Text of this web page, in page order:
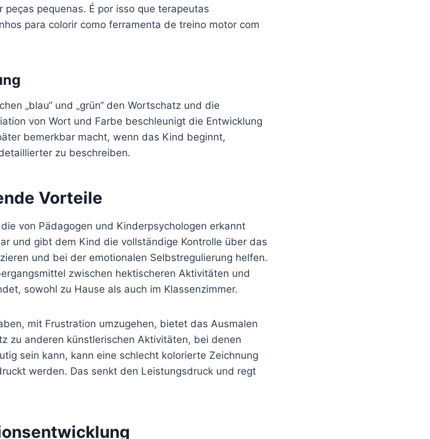
pequenas. É por isso que terapeutas
para colorir como ferramenta de treino motor com
„blau“ und „grün“ den Wortschatz und die
von Wort und Farbe beschleunigt die Entwicklung
bemerkbar macht, wenn das Kind beginnt,
zu beschreiben.
Vorteile
von Pädagogen und Kinderpsychologen erkannt
und gibt dem Kind die vollständige Kontrolle über das
und bei der emotionalen Selbstregulierung helfen.
zwischen hektischeren Aktivitäten und
sowohl zu Hause als auch im Klassenzimmer.
mit Frustration umzugehen, bietet das Ausmalen
zu anderen künstlerischen Aktivitäten, bei denen
sein kann, kann eine schlecht kolorierte Zeichnung
werden. Das senkt den Leistungsdruck und regt